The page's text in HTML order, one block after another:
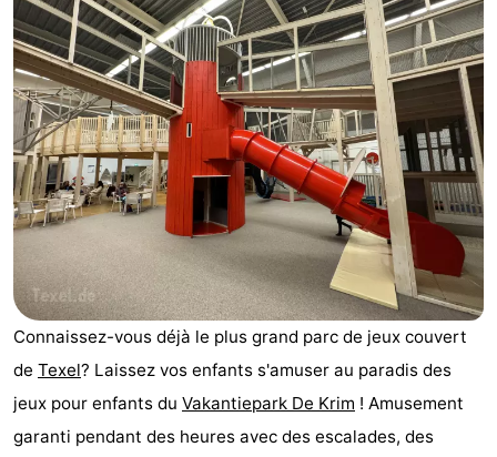
les
enfants
Villages
-
Den
Burg
-
Den
Hoorn
-
De
Cocksdorp
-
De
Koog
-
Oudeschild
-
De
Waal
-
Oosterend
Nature
Connaissez-vous déjà le plus grand parc de jeux couvert
de Texel? Laissez vos enfants s'amuser au paradis des
jeux pour enfants du Vakantiepark De Krim ! Amusement
garanti pendant des heures avec des escalades, des